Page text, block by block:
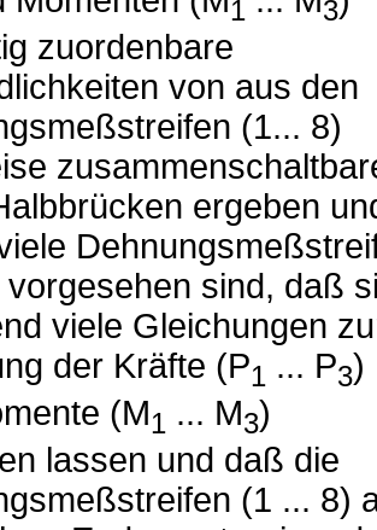
1 3
zuordenbare
von aus den
(1... 8)
ergeben
vorgesehen sind, daß
viele Gleichungen
der Kräfte (P1 ... P3)
(M1 ... M3)
lassen und daß die
(1 ... 8)